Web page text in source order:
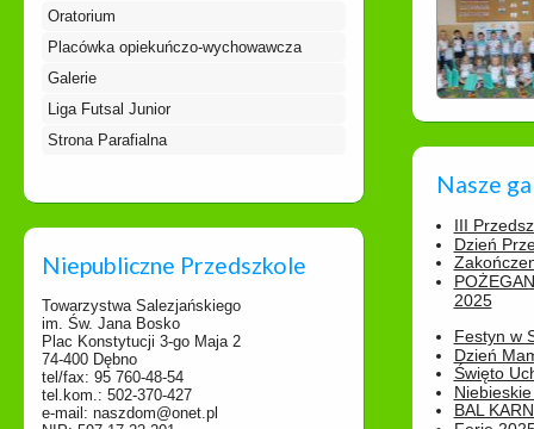
Oratorium
Placówka opiekuńczo-wychowawcza
Galerie
Liga Futsal Junior
Strona Parafialna
Niepubliczne Przedszkole
Towarzystwa Salezjańskiego
im. Św. Jana Bosko
Plac Konstytucji 3-go Maja 2
74-400 Dębno
tel/fax: 95 760-48-54
tel.kom.: 502-370-427
e-mail: naszdom@onet.pl
Nasze
III
Dzień
2025
Festyn w
Dzień
Święto
BAL